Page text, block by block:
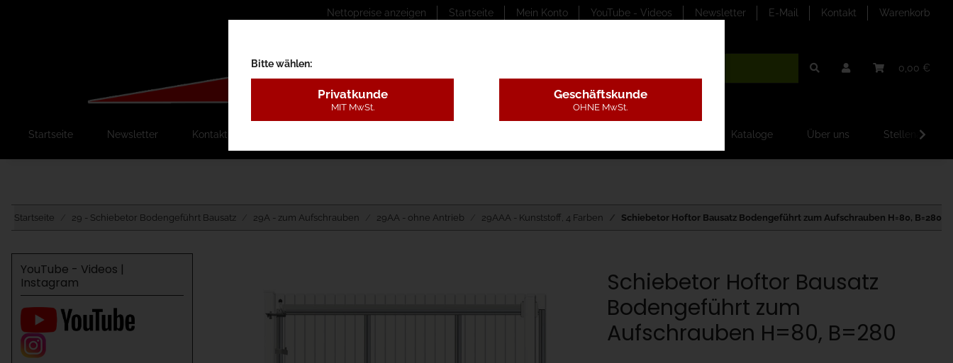
Nettopreise anzeigen Startseite Mein Konto YouTube - Videos Newsletter E-Mail Kontakt Warenkorb
0,00 €
Startseite Newsletter Kontakt Kataloge Über uns
Startseite 29 - Schiebetor Bodengeführt Bausatz 29A - zum Aufschrauben 29AA - ohne Antrieb 29AAA - Kunststoff, 4 Farben Schiebetor Hoftor Bausatz Bodengeführt zum Aufschrauben H=80, B=280
Schiebetor Hoftor Bausatz
Bodengeführt zum
Aufschrauben H=80, B=280
YouTube - Videos |
Instagram
Bitte wählen:
Privatkunde
MIT MwSt.
Geschäftskunde
OHNE MwSt.